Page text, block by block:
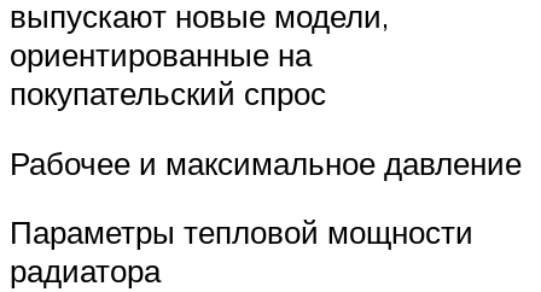
выпускают новые модели,
ориентированные на
покупательский спрос
Рабочее и максимальное давление
Параметры тепловой мощности
радиатора